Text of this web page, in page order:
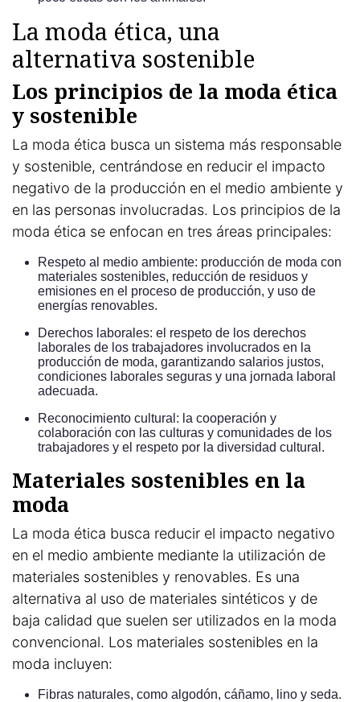
La moda ética, una
alternativa sostenible
Los principios de la moda ética
y sostenible
La moda ética busca un sistema más responsable
y sostenible, centrándose en reducir el impacto
negativo de la producción en el medio ambiente y
en las personas involucradas. Los principios de la
moda ética se enfocan en tres áreas principales:
Respeto al medio ambiente: producción de moda con
materiales sostenibles, reducción de residuos y
emisiones en el proceso de producción, y uso de
energías renovables.
Derechos laborales: el respeto de los derechos
laborales de los trabajadores involucrados en la
producción de moda, garantizando salarios justos,
condiciones laborales seguras y una jornada laboral
adecuada.
Reconocimiento cultural: la cooperación y
colaboración con las culturas y comunidades de los
trabajadores y el respeto por la diversidad cultural.
Materiales sostenibles en la
moda
La moda ética busca reducir el impacto negativo
en el medio ambiente mediante la utilización de
materiales sostenibles y renovables. Es una
alternativa al uso de materiales sintéticos y de
baja calidad que suelen ser utilizados en la moda
convencional. Los materiales sostenibles en la
moda incluyen:
Fibras naturales, como algodón, cáñamo, lino y seda.